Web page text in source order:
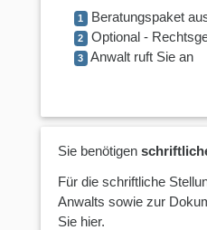
1 Beratungspaket
2 Optional -
3 Anwalt ruft Sie an
Sie benötigen
Für die schriftliche
Anwalts sowie zur
Sie hier.